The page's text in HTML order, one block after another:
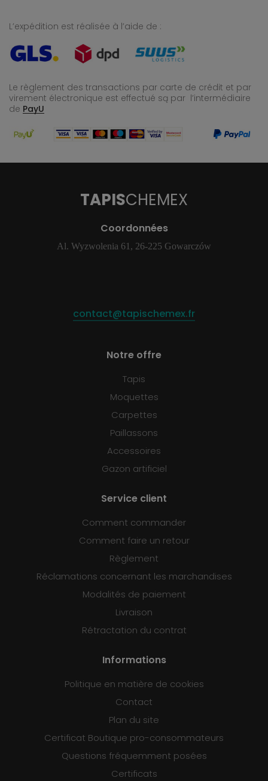
L’expédition est réalisée à l’aide de :
Le règlement des transactions par carte de crédit et par
virement électronique est effectué są par l’intermédiaire
de PayU
TAPISCHEMEX
Coordonnées
Al. Wyzwolenia 61, 26-225 Gowarczów
contact@tapischemex.fr
Notre offre
Tapis
Moquettes
Carpettes
Paillassons
Accessoires
Gazon artificiel
Service client
Comment commander
Comment faire un retour
Règlement
Réclamations concernant les marchandises
Modalités de paiement
Livraison
Rétractation du contrat
Informations
Politique en matière de cookies
Contact
Plan du site
Certificat Boutique pro-consommateurs
Questions fréquemment posées
Certificats